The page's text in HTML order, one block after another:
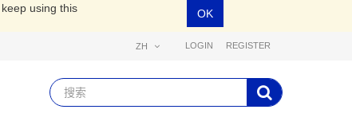
using this
OK
ZH LOGIN REGISTER